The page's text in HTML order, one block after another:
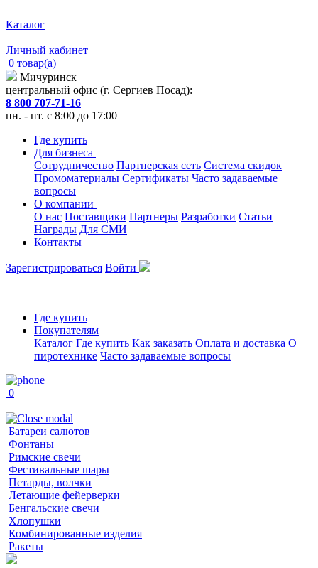
Каталог
Личный кабинет
0 товар(а)
Мичуринск
центральный офис (г. Сергиев Посад):
8 800 707-71-16
пн. - пт. с 8:00 до 17:00
Где купить
Для бизнеса
Сотрудничество Партнерская сеть Система скидок
Промоматериалы Сертификаты Часто задаваемые
вопросы
О компании
О нас Поставщики Партнеры Разработки Статьи
Награды Для СМИ
Контакты
Зарегистрироваться Войти
Где купить
Покупателям
Каталог Где купить Как заказать Оплата и доставка О
пиротехнике Часто задаваемые вопросы
0
Батареи салютов
Фонтаны
Римские свечи
Фестивальные шары
Петарды, волчки
Летающие фейерверки
Бенгальские свечи
Хлопушки
Комбинированные изделия
Ракеты